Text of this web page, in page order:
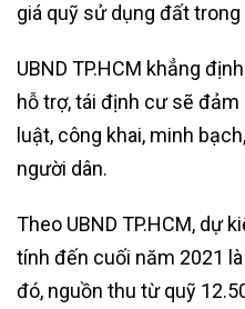
giá quỹ sử dụng đất
UBND TP.HCM khẳng
hỗ trợ, tái định cư sẽ
luật, công khai, minh
người dân.
Theo UBND TP.HCM, dự
tính đến cuối năm 2021
đó, nguồn thu từ quỹ